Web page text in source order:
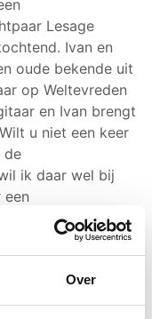
Over
Lesage
Ivan en
oude bekende uit
op Weltevreden
en Ivan brengt
u niet een keer
de
ik daar wel bij
een
constateert
in hun jongere